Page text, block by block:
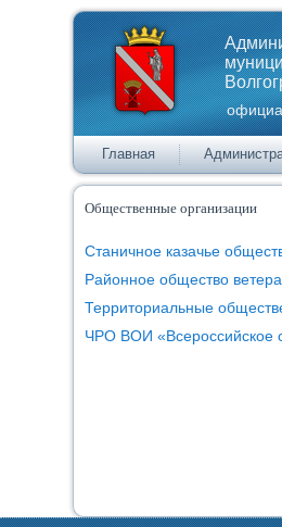
Главная
Общественные организации
Станичное казачье
Районное общество
Территориальные
ЧРО ВОИ «Всероссийское